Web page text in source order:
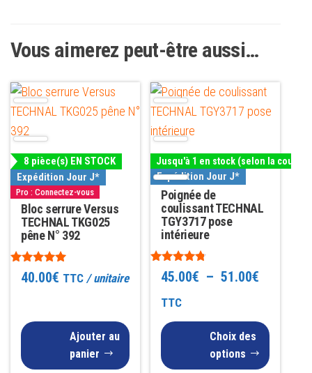
Vous aimerez peut-être aussi…
8 pièce(s) EN STOCK
Expédition Jour J*
Pro : Connectez-vous
Bloc serrure Versus
TECHNAL TKG025
pêne N° 392
Note
4.8640.00€ TTC / unitaire
Ajouter au
panier
Jusqu'à 1 en stock (selon la
Expédition Jour J*
Poignée de
coulissant TECHNAL
TGY3717 pose
intérieure
Note
4.6345.00€ – 51.00€Plage
prix :
45.00€
TTC
Choix des
options
Ce
produit
a
plusieurs
variations.
Les
options
peuvent
être
page
produit